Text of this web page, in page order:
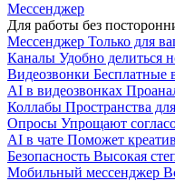
Мессенджер
Для работы без
Мессенджер Только для
Каналы Удобно делиться
Видеозвонки Бесплатные
AI в видеозвонках
Коллабы Пространства
Опросы Упрощают
AI в чате Поможет
Безопасность Высокая
Мобильный мессенджер